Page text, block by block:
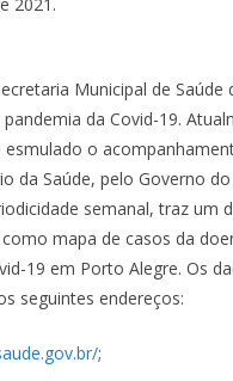
Municipal de
da Covid-19.
esmulado o
da Saúde, pelo Governo
semanal, traz um
mapa de casos da
19 em Porto Alegre. Os
seguintes endereços:
;